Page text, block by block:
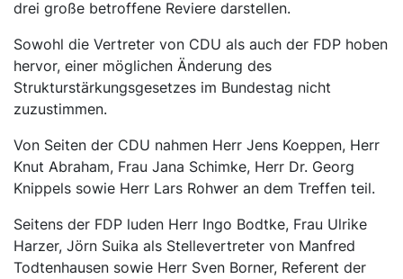
drei große betroffene Reviere darstellen.
Sowohl die Vertreter von CDU als auch der FDP hoben
hervor, einer möglichen Änderung des
Strukturstärkungsgesetzes im Bundestag nicht
zuzustimmen.
Von Seiten der CDU nahmen Herr Jens Koeppen, Herr
Knut Abraham, Frau Jana Schimke, Herr Dr. Georg
Knippels sowie Herr Lars Rohwer an dem Treffen teil.
Seitens der FDP luden Herr Ingo Bodtke, Frau Ulrike
Harzer, Jörn Suika als Stellevertreter von Manfred
Todtenhausen sowie Herr Sven Borner, Referent der